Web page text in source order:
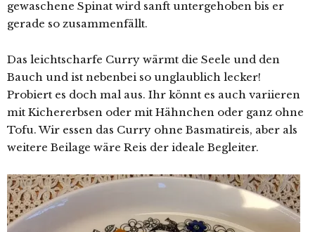
gewaschene Spinat wird sanft untergehoben bis er
gerade so zusammenfällt.
Das leichtscharfe Curry wärmt die Seele und den
Bauch und ist nebenbei so unglaublich lecker!
Probiert es doch mal aus. Ihr könnt es auch variieren
mit Kichererbsen oder mit Hähnchen oder ganz ohne
Tofu. Wir essen das Curry ohne Basmatireis, aber als
weitere Beilage wäre Reis der ideale Begleiter.